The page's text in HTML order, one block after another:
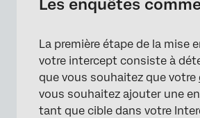
Les enquêtes
La première étape de la mise
votre intercept consiste à
que vous souhaitez que votre
vous souhaitez ajouter une
tant que cible dans votre